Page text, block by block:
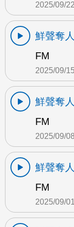
2025/09/22
鮮聲奪人
FM
2025/09/15
鮮聲奪人
FM
2025/09/08
鮮聲奪人
FM
2025/09/01